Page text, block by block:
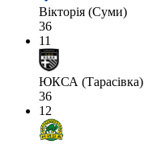
Вікторія (Суми)
36
11
ЮКСА (Тарасівка)
36
12